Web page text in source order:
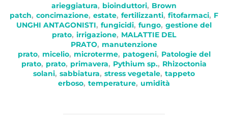
arieggiatura, bioinduttori, Brown
patch, concimazione, estate, fertilizzanti, fitofarmaci, F
UNGHI ANTAGONISTI, fungicidi, fungo, gestione del
prato, irrigazione, MALATTIE DEL
PRATO, manutenzione
prato, micelio, microterme, patogeni, Patologie del
prato, prato, primavera, Pythium sp., Rhizoctonia
solani, sabbiatura, stress vegetale, tappeto
erboso, temperature, umidità